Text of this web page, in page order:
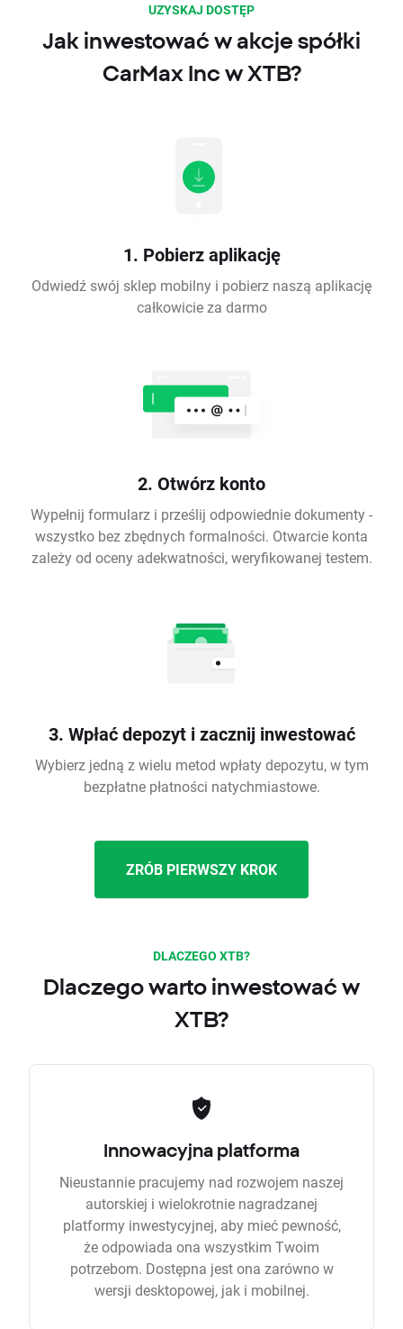
UZYSKAJ DOSTĘP
Jak inwestować w akcje spółki
CarMax Inc w XTB?
1. Pobierz aplikację
Odwiedź swój sklep mobilny i pobierz naszą aplikację
całkowicie za darmo
2. Otwórz konto
Wypełnij formularz i prześlij odpowiednie dokumenty -
wszystko bez zbędnych formalności. Otwarcie konta
zależy od oceny adekwatności, weryfikowanej testem.
3. Wpłać depozyt i zacznij inwestować
Wybierz jedną z wielu metod wpłaty depozytu, w tym
bezpłatne płatności natychmiastowe.
ZRÓB PIERWSZY KROK
DLACZEGO XTB?
Dlaczego warto inwestować w
XTB?
Innowacyjna platforma
Nieustannie pracujemy nad rozwojem naszej
autorskiej i wielokrotnie nagradzanej
platformy inwestycyjnej, aby mieć pewność,
że odpowiada ona wszystkim Twoim
potrzebom. Dostępna jest ona zarówno w
wersji desktopowej, jak i mobilnej.